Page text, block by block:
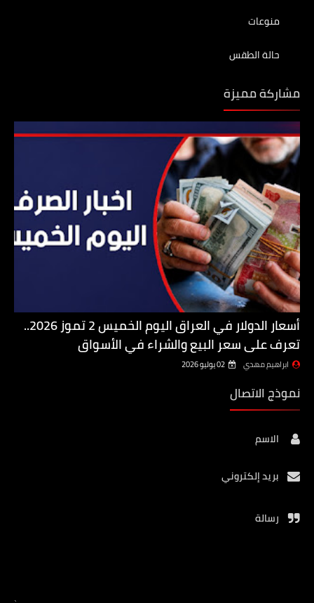
منوعات
حالة الطقس
مشاركة مميزة
أسعار الدولار في العراق اليوم الخميس 2 تموز 2026..
تعرف على سعر البيع والشراء في الأسواق
ابراهيم مهدي 02 يوليو 2026
نموذج الاتصال
الاسم
بريد إلكتروني
رسالة